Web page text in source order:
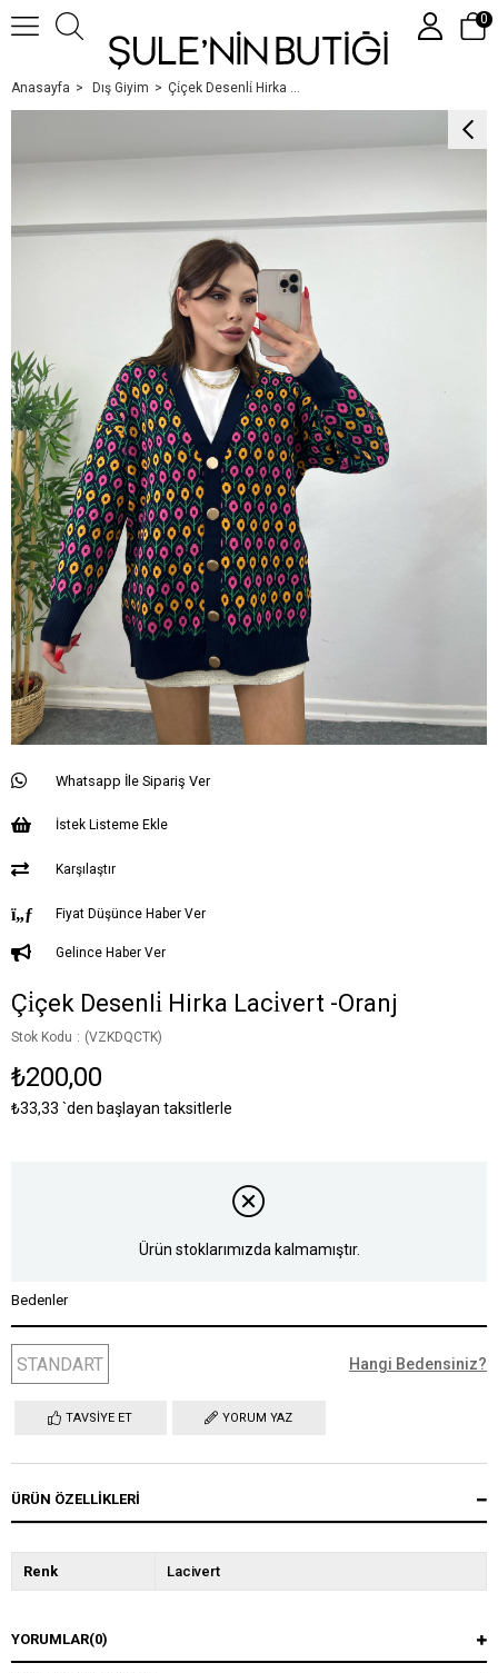
Üye Girişi
0
Anasayfa Dış Giyim Çi̇çek Desenli̇ Hirka Laci̇vert -Oranj
Whatsapp İle Sipariş Ver
İstek Listeme Ekle
Karşılaştır
Fiyat Düşünce Haber Ver
Gelince Haber Ver
Çi̇çek Desenli̇ Hirka Laci̇vert -Oranj
Stok Kodu (VZKDQCTK)
₺200,00
₺33,33 `den başlayan taksitlerle
Ürün stoklarımızda kalmamıştır.
Bedenler
STANDART Hangi Bedensiniz?
TAVSIYE ET YORUM YAZ
ÜRÜN ÖZELLIKLERI
Renk Lacivert
YORUMLAR(0)